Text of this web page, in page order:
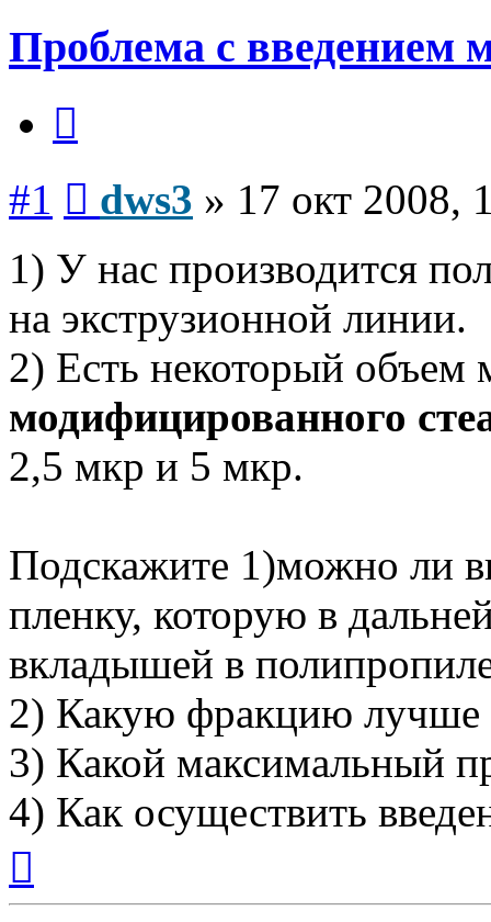
Проблема с введением
#1 dws3 » 17 окт 2008,
1) У нас производится
на экструзионной линии.
2) Есть некоторый объем
модифицированного
2,5 мкр и 5 мкр.
Подскажите 1)можно ли
пленку, которую в
вкладышей в
2) Какую фракцию лучше
3) Какой максимальный
4) Как осуществить
началу